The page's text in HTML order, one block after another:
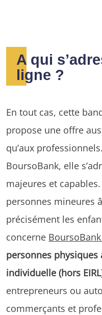
A qui
ligne ?
En tout cas, cette
propose une offre
qu’aux
BoursoBank, elle
majeures et
personnes mineures
précisément les
concerne
personnes physiques
individuelle (hors
entrepreneurs ou
commerçants et